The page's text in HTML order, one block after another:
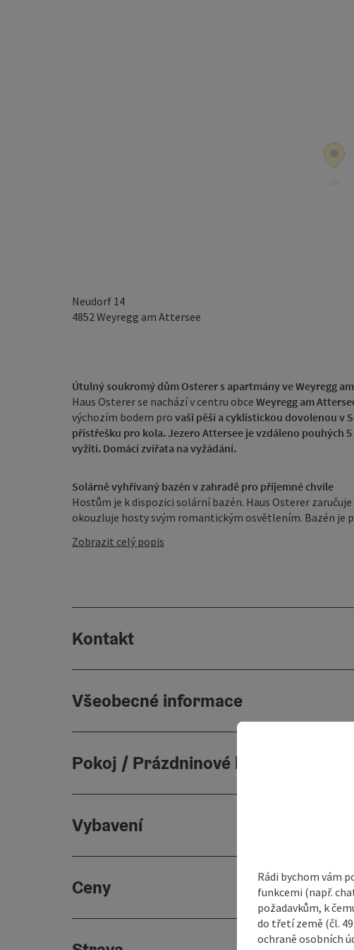
Neudorf 14
4852Weyregg am Attersee
Útulný soukromý dům Osterer s apartmány ve Weyregg
Haus Osterer se nachází v centru obce Weyregg am
výchozím bodem pro vaši pěší a cyklistickou dovolenou v
přístřešku pro kola. Jezero Attersee je vzdáleno pouhých
vyžití. Domácí zvířata na vyžádání.
Solárně vyhřívaný bazén v zahradě pro příjemné chvíle
Hostům je k dispozici solární bazén. Haus Osterer
okouzluje hosty svým romantickým osvětlením. Bazén je
Zobrazit celý popis
Kontakt
Všeobecné informace
Pokoj / Prázdninové byty
Vybavení
Ceny
Rádi bychom vám
funkcemi (např.
požadavkům, k
do třetí země (čl.
ochraně osobních